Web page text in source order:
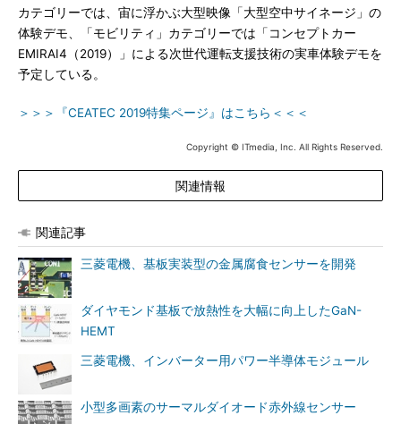
カテゴリーでは、宙に浮かぶ大型映像「大型空中サイネージ」の
体験デモ、「モビリティ」カテゴリーでは「コンセプトカー
EMIRAI4（2019）」による次世代運転支援技術の実車体験デモを
予定している。
＞＞＞『CEATEC 2019特集ページ』はこちら＜＜＜
Copyright © ITmedia, Inc. All Rights Reserved.
関連情報
関連記事
三菱電機、基板実装型の金属腐食センサーを開発
ダイヤモンド基板で放熱性を大幅に向上したGaN-
HEMT
三菱電機、インバーター用パワー半導体モジュール
小型多画素のサーマルダイオード赤外線センサー